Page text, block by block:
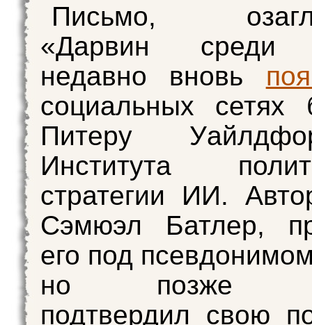
Письмо,
«Дарвин среди
недавно вновь
социальных сетях
Питеру
Института
стратегии ИИ.
Сэмюэл Батлер,
его под
но позже
подтвердил свою